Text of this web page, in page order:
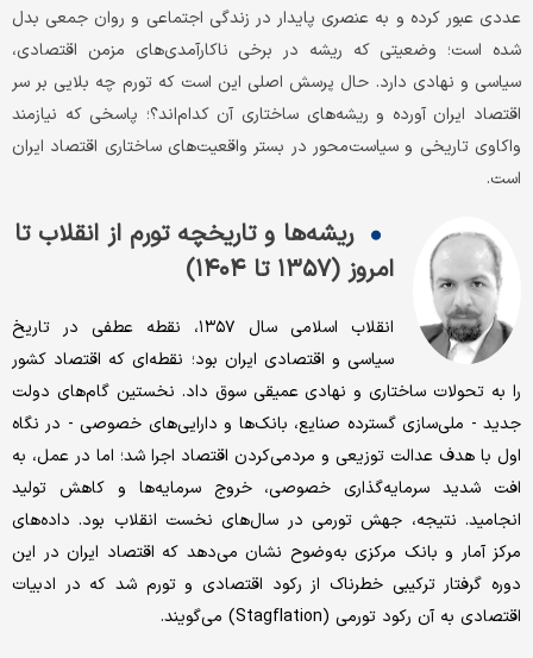
عددی عبور کرده و به عنصری پایدار در زندگی اجتماعی و روان جمعی بدل
شده است؛ وضعیتی که ریشه در برخی ناکارآمدی‌‌‌های مزمن اقتصادی،
سیاسی و نهادی دارد. حال پرسش اصلی این است که تورم چه بلایی بر سر
اقتصاد ایران آورده و ریشه‌‌‌های ساختاری آن کدام‌‌‌اند؟؛ پاسخی که نیازمند
واکاوی تاریخی و سیاست‌‌‌محور در بستر واقعیت‌‌‌های ساختاری اقتصاد ایران
است.
ریشه‌‌‌ها و تاریخچه تورم از انقلاب تا
امروز (۱۳۵۷ تا ۱۴۰۴)
انقلاب اسلامی سال ۱۳۵۷، نقطه عطفی در تاریخ
سیاسی و اقتصادی ایران بود؛ نقطه‌‌‌ای که اقتصاد کشور
را به تحولات ساختاری و نهادی عمیقی سوق داد. نخستین گام‌‌‌های دولت
جدید - ملی‌‌‌سازی گسترده صنایع، بانک‌‌‌ها و دارایی‌‌‌های خصوصی - در نگاه
اول با هدف عدالت توزیعی و مردمی‌‌‌کردن اقتصاد اجرا شد؛ اما در عمل، به
افت شدید سرمایه‌‌‌گذاری خصوصی، خروج سرمایه‌‌‌ها و کاهش تولید
انجامید. نتیجه، جهش تورمی در سال‌‌‌های نخست انقلاب بود. داده‌‌‌های
مرکز آمار و بانک مرکزی به‌وضوح نشان می‌‌‌دهد که اقتصاد ایران در این
دوره گرفتار ترکیبی خطرناک از رکود اقتصادی و تورم شد که در ادبیات
اقتصادی به آن رکود تورمی (Stagflation) می‌‌‌گویند.